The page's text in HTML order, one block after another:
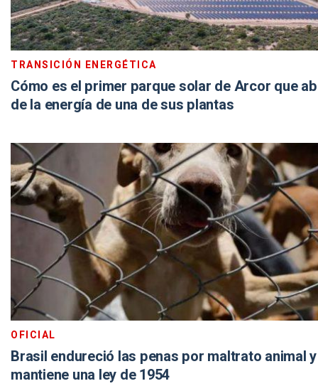
TRANSICIÓN ENERGÉTICA
Cómo es el primer parque solar de Arcor que
de la energía de una de sus plantas
OFICIAL
Brasil endureció las penas por maltrato animal
mantiene una ley de 1954